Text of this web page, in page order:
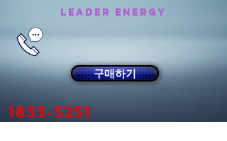
Leader Energy
구매하기
1833-5251